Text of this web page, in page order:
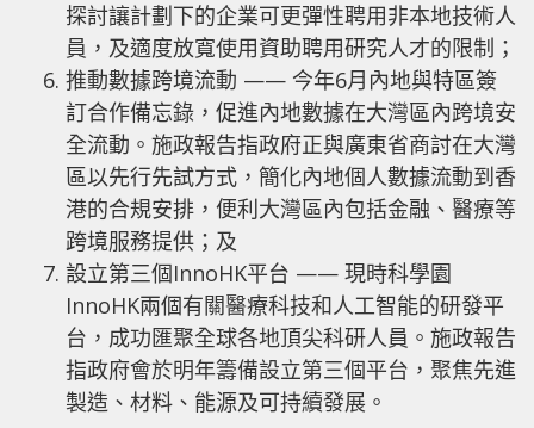
探討讓計劃下的企業可更彈性聘用非本地技術人
員，及適度放寬使用資助聘用研究人才的限制；
推動數據跨境流動 —— 今年6月內地與特區簽
訂合作備忘錄，促進內地數據在大灣區內跨境安
全流動。施政報告指政府正與廣東省商討在大灣
區以先行先試方式，簡化內地個人數據流動到香
港的合規安排，便利大灣區內包括金融、醫療等
跨境服務提供；及
設立第三個InnoHK平台 —— 現時科學園
InnoHK兩個有關醫療科技和人工智能的研發平
台，成功匯聚全球各地頂尖科研人員。施政報告
指政府會於明年籌備設立第三個平台，聚焦先進
製造、材料、能源及可持續發展。